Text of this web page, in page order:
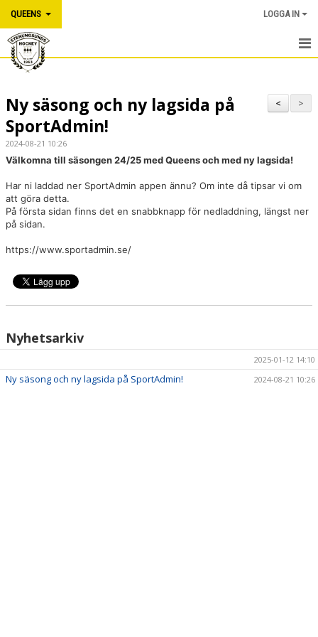
QUEENS LOGGA IN
HEM
NYHETER
KALENDER
MATCHER
TRUPPEN
BILDGALLERI
DOKUMENT
KONTAKT
>
<
Ny säsong och ny lagsida på
SportAdmin!
2024-08-21 10:26
Välkomna till säsongen 24/25 med Queens och med ny lagsida!
Har ni laddad ner SportAdmin appen ännu? Om inte då tipsar vi om
att göra detta.
På första sidan finns det en snabbknapp för nedladdning, längst ner
på sidan.
https://www.sportadmin.se/
Nyhetsarkiv
2025-01-12 14:10
Ny säsong och ny lagsida på SportAdmin! 2024-08-21 10:26